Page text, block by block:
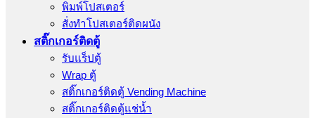
พิมพ์โปสเตอร์
สั่งทําโปสเตอร์ติดผนัง
สติ๊กเกอร์ติดตู้
รับแร็ปตู้
Wrap ตู้
สติ๊กเกอร์ติดตู้ Vending Machine
สติ๊กเกอร์ติดตู้แช่น้ำ